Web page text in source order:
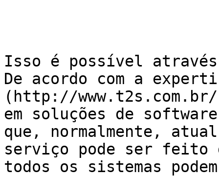
Isso é possível
De acordo com a
(http://
em soluções de
que, normalmente,
serviço pode ser feito
todos os sistemas